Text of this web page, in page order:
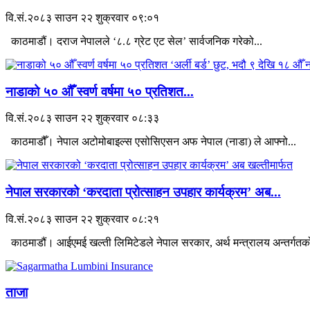
वि.सं.२०८३ साउन २२ शुक्रवार ०९:०१
काठमाडौं। दराज नेपालले ‘८.८ ग्रेट एट सेल’ सार्वजनिक गरेको...
नाडाको ५० औँ स्वर्ण वर्षमा ५० प्रतिशत...
वि.सं.२०८३ साउन २२ शुक्रवार ०८:३३
काठमाडौँ। नेपाल अटोमोबाइल्स एसोसिएसन अफ नेपाल (नाडा) ले आफ्नो...
नेपाल सरकारको ‘करदाता प्रोत्साहन उपहार कार्यक्रम’ अब...
वि.सं.२०८३ साउन २२ शुक्रवार ०८:२१
काठमाडौं। आईएमई खल्ती लिमिटेडले नेपाल सरकार, अर्थ मन्त्रालय
ताजा